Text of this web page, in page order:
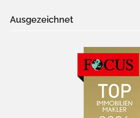
Ausgezeichnet